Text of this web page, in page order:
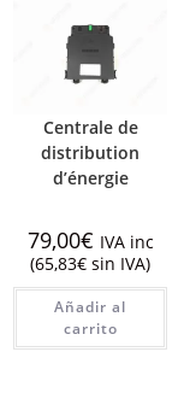
Centrale de
distribution
d’énergie
79,00€ IVA inc
(65,83€ sin IVA)
Añadir al
carrito